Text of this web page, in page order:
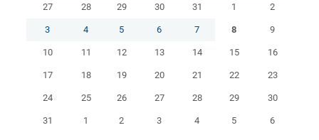
27 28 29 30 31 1 2
3 4 5 6 7 8 9
10 11 12 13 14 15 16
17 18 19 20 21 22 23
24 25 26 27 28 29 30
31 1 2 3 4 5 6